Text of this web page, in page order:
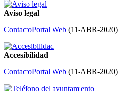
Aviso legal
ContactoPortal Web (11-ABR-2020)
Accesibilidad
ContactoPortal Web (11-ABR-2020)